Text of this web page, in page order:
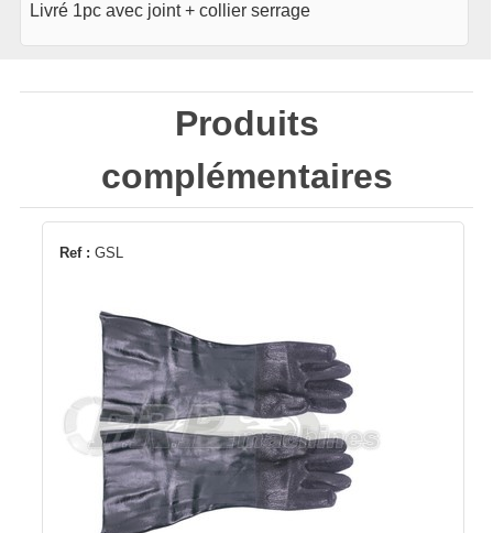
Livré 1pc avec joint + collier serrage
Produits
complémentaires
Ref : GSL